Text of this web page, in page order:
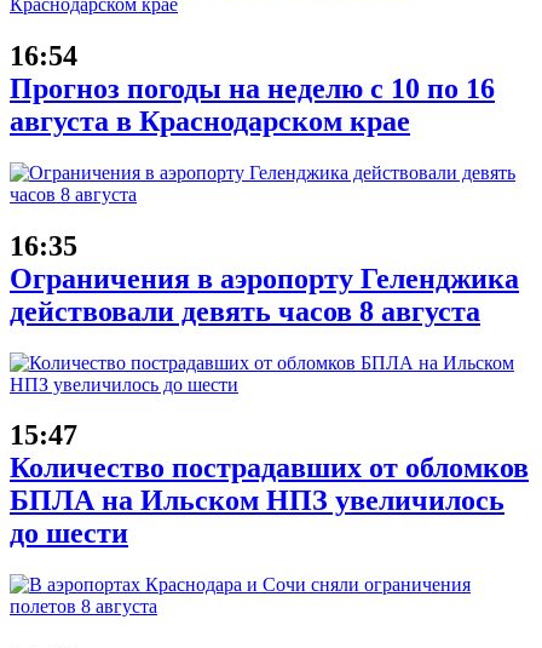
16:54
Прогноз погоды на неделю с 10 по 16
августа в Краснодарском крае
16:35
Ограничения в аэропорту Геленджика
действовали девять часов 8 августа
15:47
Количество пострадавших от обломков
БПЛА на Ильском НПЗ увеличилось
до шести